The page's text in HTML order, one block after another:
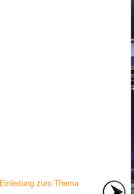
Einleitung zum Thema